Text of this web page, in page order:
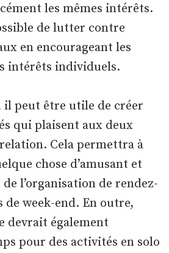
les mêmes intérêts.
de lutter contre
en encourageant les
intérêts individuels.
il peut être utile de créer
qui plaisent aux deux
Cela permettra à
chose d’amusant et
l’organisation de rendez-
de week-end. En outre,
devrait également
pour des activités en solo